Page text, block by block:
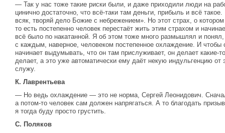
— Так у нас тоже такие риски были, и даже приходили люди на
цинично достаточно, что всё-таки там деньги, прибыль и всё
всяк, творяй дело Божие с небрежением». Но этот страх, о
то есть постепенно человек перестаёт жить этим страхом и
всё было по накатанной. Я об этом тоже много размышлял и
с каждым, наверное, человеком постепенное охлаждение. И чтобы
начинает выдумывать, что он там прислуживает, он делает
делает, а это уже автоматически ему даёт некую индульгенцию
служу.
К. Лаврентьева
— Но ведь охлаждение — это не норма, Сергей Леонидович.
а потом-то человек сам должен напрягаться. А то благодать
я тогда буду просто грустить.
С. Поляков